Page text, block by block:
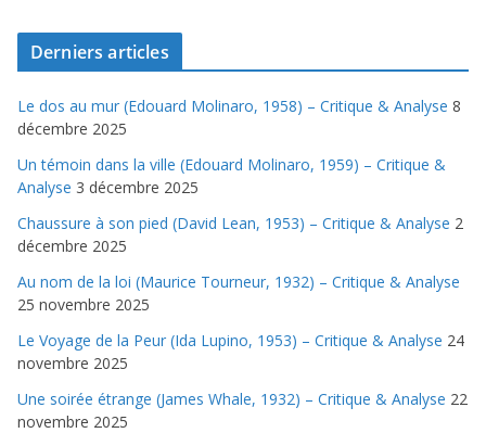
Derniers articles
Le dos au mur (Edouard Molinaro, 1958) – Critique & Analyse 8
décembre 2025
Un témoin dans la ville (Edouard Molinaro, 1959) – Critique &
Analyse 3 décembre 2025
Chaussure à son pied (David Lean, 1953) – Critique & Analyse 2
décembre 2025
Au nom de la loi (Maurice Tourneur, 1932) – Critique & Analyse
25 novembre 2025
Le Voyage de la Peur (Ida Lupino, 1953) – Critique & Analyse 24
novembre 2025
Une soirée étrange (James Whale, 1932) – Critique & Analyse 22
novembre 2025